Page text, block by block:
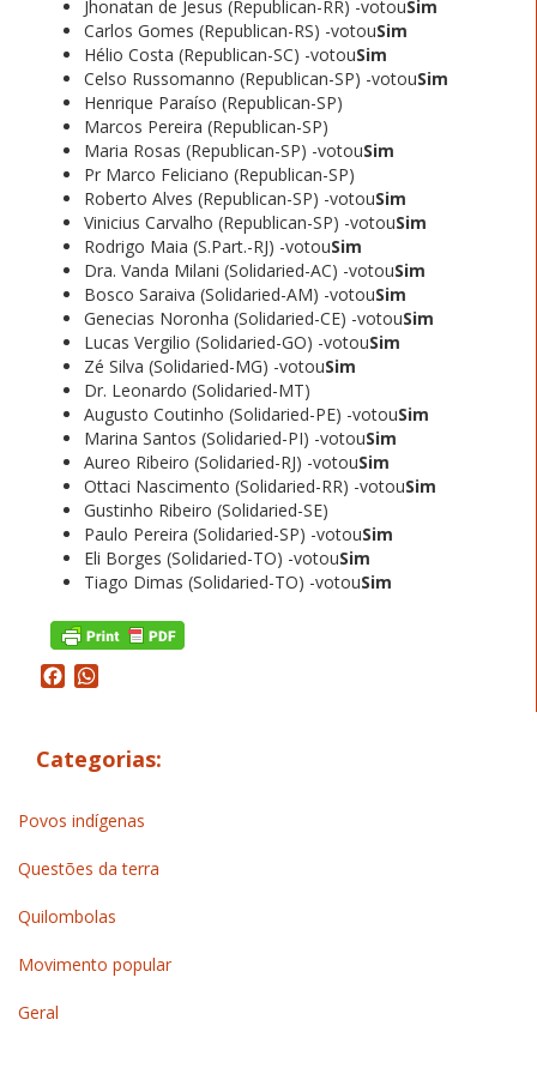
Jhonatan de Jesus (Republican-RR) -votouSim
Carlos Gomes (Republican-RS) -votouSim
Hélio Costa (Republican-SC) -votouSim
Celso Russomanno (Republican-SP) -votouSim
Henrique Paraíso (Republican-SP)
Marcos Pereira (Republican-SP)
Maria Rosas (Republican-SP) -votouSim
Pr Marco Feliciano (Republican-SP)
Roberto Alves (Republican-SP) -votouSim
Vinicius Carvalho (Republican-SP) -votouSim
Rodrigo Maia (S.Part.-RJ) -votouSim
Dra. Vanda Milani (Solidaried-AC) -votouSim
Bosco Saraiva (Solidaried-AM) -votouSim
Genecias Noronha (Solidaried-CE) -votouSim
Lucas Vergilio (Solidaried-GO) -votouSim
Zé Silva (Solidaried-MG) -votouSim
Dr. Leonardo (Solidaried-MT)
Augusto Coutinho (Solidaried-PE) -votouSim
Marina Santos (Solidaried-PI) -votouSim
Aureo Ribeiro (Solidaried-RJ) -votouSim
Ottaci Nascimento (Solidaried-RR) -votouSim
Gustinho Ribeiro (Solidaried-SE)
Paulo Pereira (Solidaried-SP) -votouSim
Eli Borges (Solidaried-TO) -votouSim
Tiago Dimas (Solidaried-TO) -votouSim
Facebook
Categorias:
Povos indígenas
Questões da terra
Quilombolas
Movimento popular
Geral